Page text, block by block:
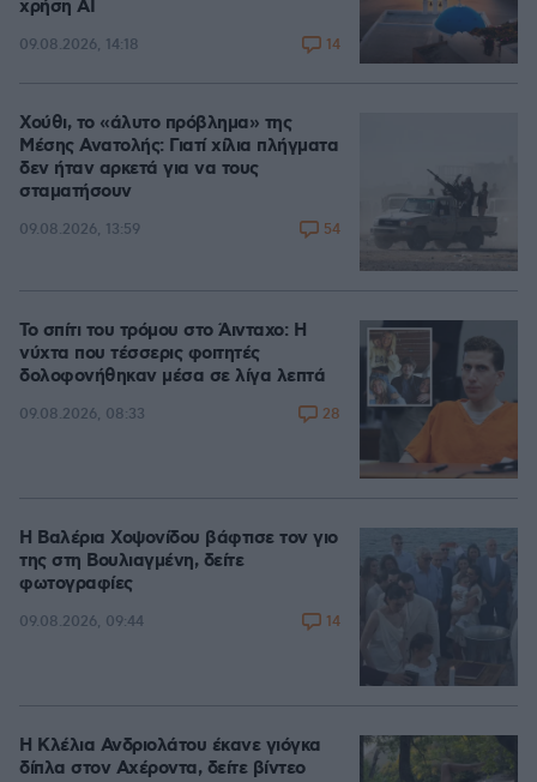
χρήση AI
09.08.2026, 14:18 14
Χούθι, το «άλυτο πρόβλημα» της
Μέσης Ανατολής: Γιατί χίλια πλήγματα
δεν ήταν αρκετά για να τους
σταματήσουν
09.08.2026, 13:59 54
Το σπίτι του τρόμου στο Άινταχο: Η
νύχτα που τέσσερις φοιτητές
δολοφονήθηκαν μέσα σε λίγα λεπτά
09.08.2026, 08:33 28
Η Βαλέρια Χοψονίδου βάφτισε τον γιο
της στη Βουλιαγμένη, δείτε
φωτογραφίες
09.08.2026, 09:44 14
Η Κλέλια Ανδριολάτου έκανε γιόγκα
δίπλα στον Αχέροντα, δείτε βίντεο